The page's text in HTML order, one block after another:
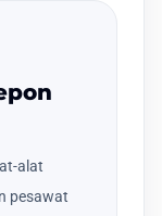
alat
pesawat